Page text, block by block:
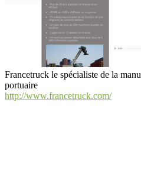
Francetruck le spécialiste de la
portuaire
http://www.francetruck.com/